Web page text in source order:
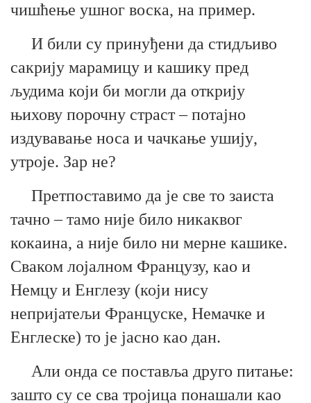
чишћење ушног воска, на пример.
И били су принуђени да стидљиво
сакрију марамицу и кашику пред
људима који би могли да открију
њихову порочну страст – потајно
издувавање носа и чачкање ушију,
утроје. Зар не?
Претпоставимо да је све то заиста
тачно – тамо није било никаквог
кокаина, а није било ни мерне кашике.
Сваком лојалном Французу, као и
Немцу и Енглезу (који нису
непријатељи Француске, Немачке и
Енглеске) то је јасно као дан.
Али онда се поставља друго питање:
зашто су се сва тројица понашали као